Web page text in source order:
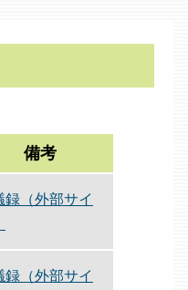
備考
録（外部サイ
録（外部サイ